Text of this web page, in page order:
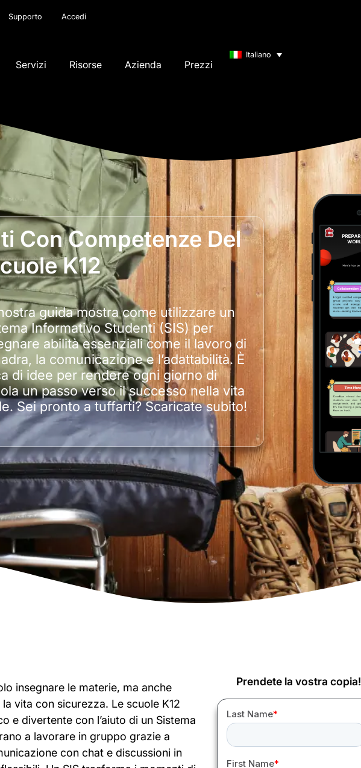
Supporto Accedi
Servizi Risorse Azienda Prezzi
Italiano
Con Competenze Del
K12
guida mostra come utilizzare un
Informativo Studenti (SIS) per
abilità essenziali come il lavoro di
la comunicazione e l’adattabilità. È
di idee per rendere ogni giorno di
un passo verso il successo nella vita
Sei pronto a tuffarti? Scaricate subito!
insegnare le materie, ma anche
vita con sicurezza. Le scuole K12
e divertente con l’aiuto di un Sistema
a lavorare in gruppo grazie a
con chat e discussioni in
Prendete la vostra copia!